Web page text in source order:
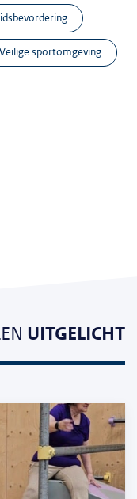
veilige sportomgeving
UITGELICHT